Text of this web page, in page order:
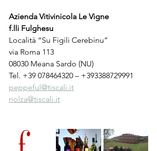
Azienda Vitivinicola Le Vigne
f.lli Fulghesu
Località “Su Figili Cerebinu”
via Roma 113
08030 Meana Sardo (NU)
Tel. +39 078464320 – +393388729991
peppeful@tiscali.it
nolza@tiscali.it